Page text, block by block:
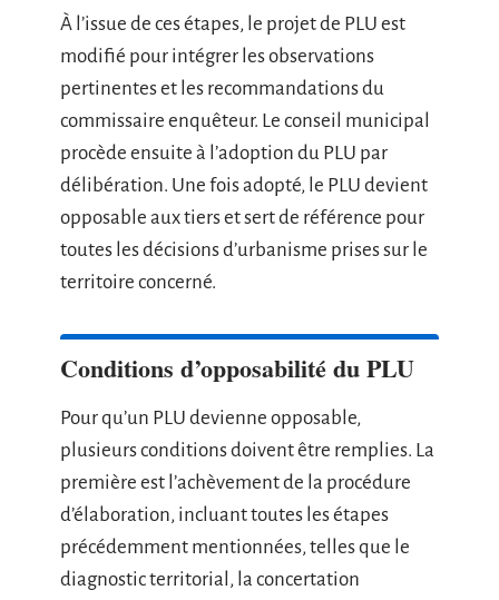
À l’issue de ces étapes, le projet de PLU est
modifié pour intégrer les observations
pertinentes et les recommandations du
commissaire enquêteur. Le conseil municipal
procède ensuite à l’adoption du PLU par
délibération. Une fois adopté, le PLU devient
opposable aux tiers et sert de référence pour
toutes les décisions d’urbanisme prises sur le
territoire concerné.
Conditions d’opposabilité du PLU
Pour qu’un PLU devienne opposable,
plusieurs conditions doivent être remplies. La
première est l’achèvement de la procédure
d’élaboration, incluant toutes les étapes
précédemment mentionnées, telles que le
diagnostic territorial, la concertation